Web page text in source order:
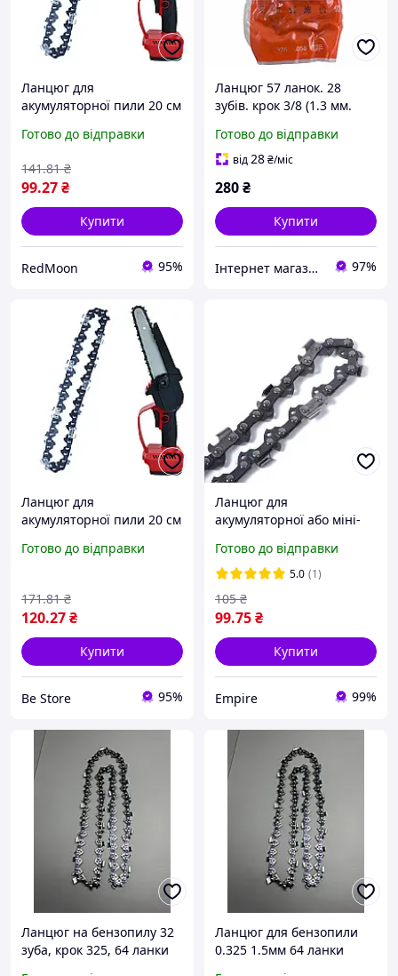
Ланцюг для
акумуляторної пили 20 см
ланцюг для електропили
Готово до відправки
99.27₴
141.81 ₴
Купити
RedMoon 95%
Ланцюг 57 ланок. 28
зубів. крок 3/8 (1.3 мм.
покращена закльопка)
Готово до відправки
від28₴/міс
280₴
Купити
Інтернет магазин Бензоград 97%
Ланцюг для
акумуляторної пили 20 см
ланцюг для електропили
Готово до відправки
120.27₴
171.81 ₴
Купити
Be Store 95%
Ланцюг для
акумуляторної або міні-
зубом 1/4 . 6,37 / 8,48
Готово до відправки
5.0 (1)
99.75₴
105 ₴
Купити
Empire 99%
Ланцюг на бензопилу 32
зуба, крок 325, 64 ланки
Ланцюг для бензопили
0.325 1.5мм 64 ланки